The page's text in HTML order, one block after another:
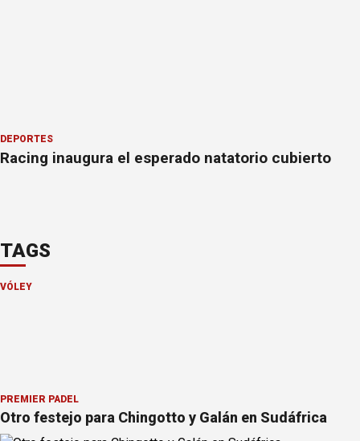
DEPORTES
Racing inaugura el esperado natatorio cubierto
TAGS
VÓLEY
PREMIER PÁDEL
Otro festejo para Chingotto y Galán en Sudáfrica